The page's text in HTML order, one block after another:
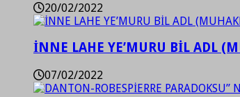
20/02/2022
İNNE LAHE YE’MURU BİL ADL
07/02/2022